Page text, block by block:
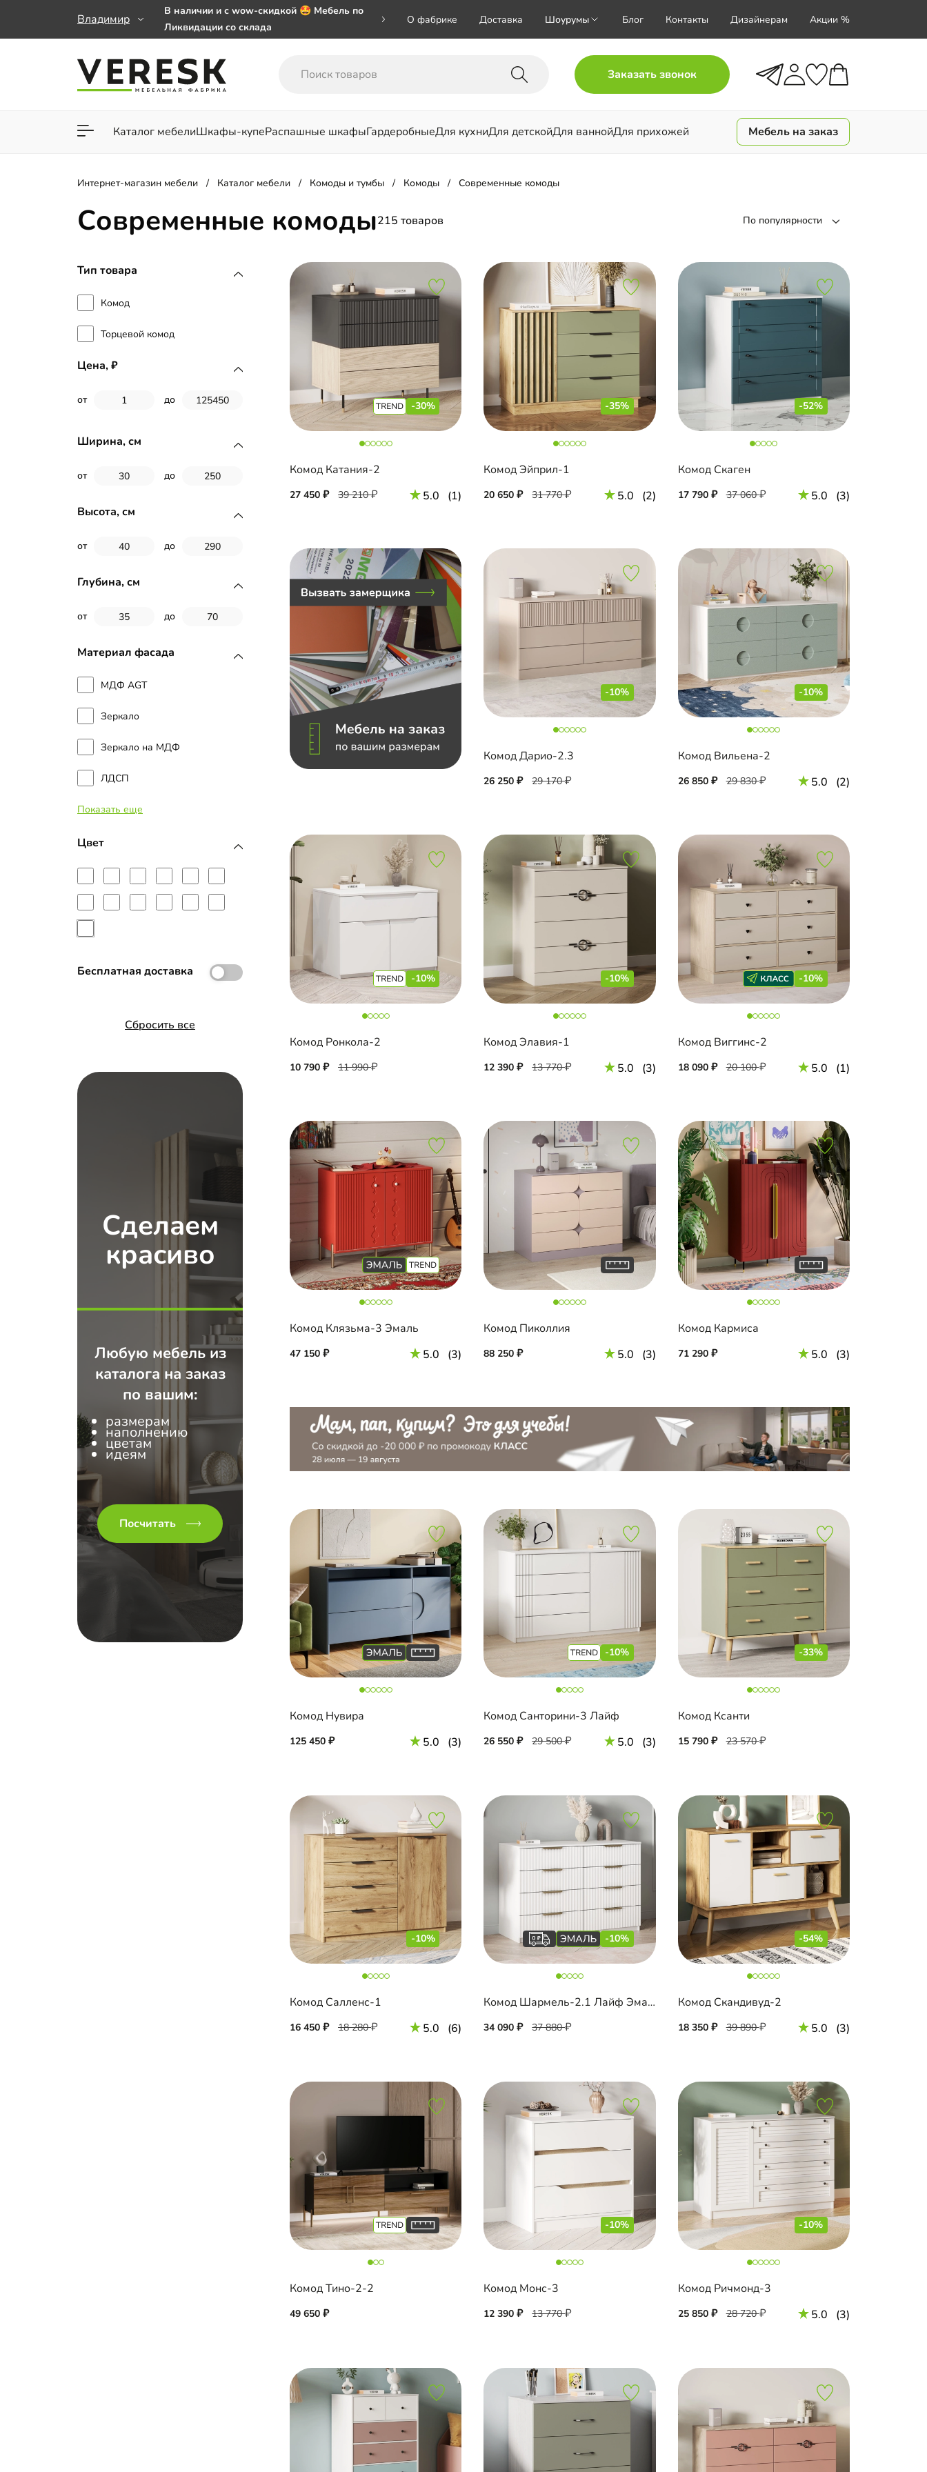
Владимир
В наличии и с wow-скидкой 🤩 Мебель по
Ликвидации со склада
заказе от 50 000 ₽
Важно! Наш Whatsapp переехал на номер
О фабрике Доставка Шоурумы Блог Контакты Дизайнерам Акции %
Заказать звонок
Каталог мебелиШкафы-купеРаспашные шкафыГардеробныеДля кухниДля детскойДля ваннойДля прихожей
Для гостиной Для спальни
Мебель на заказ
Интернет-магазин мебели Каталог мебели Комоды и тумбы Комоды Современные комоды
Современные комоды215 товаров По популярности
Тип товара
Комод
Торцевой комод
Цена,
от до
Ширина, см
от до
Высота, см
от до
Глубина, см
от до
Материал фасада
МДФ AGT
Зеркало
Зеркало на МДФ
ЛДСП
Наборные планки МДФ
МДФ с пленкой ПВХ
МДФ с эмалью
Показать еще
Цвет
Бесплатная доставка
Сбросить все
Сделаем
красиво
Любую мебель из
каталога на заказ
по вашим:
размерам
наполнению
цветам
идеям
Посчитать
-30%
Комод Катания-2
27 450 39 210 5.0 (1)
-35%
Комод Эйприл-1
20 650 31 770 5.0 (2)
-52%
Комод Скаген
17 790 37 060 5.0 (3)
-10%
Комод Дарио-2.3
26 250 29 170
-10%
Комод Вильена-2
26 850 29 830 5.0 (2)
-10%
Комод Ронкола-2
10 790 11 990
-10%
Комод Элавия-1
12 390 13 770 5.0 (3)
-10%
Комод Виггинс-2
18 090 20 100 5.0 (1)
Комод Клязьма-3 Эмаль
47 150 5.0 (3)
Комод Пиколлия
88 250 5.0 (3)
Комод Кармиса
71 290 5.0 (3)
Комод Нувира
125 450 5.0 (3)
-10%
Комод Санторини-3 Лайф
26 550 29 500 5.0 (3)
-33%
Комод Ксанти
15 790 23 570
-10%
Комод Салленс-1
16 450 18 280 5.0 (6)
-10%
Комод Шармель-2.1 Лайф Эмаль
34 090 37 880
-54%
Комод Скандивуд-2
18 350 39 890 5.0 (3)
Комод Тино-2-2
49 650
-10%
Комод Монс-3
12 390 13 770
-10%
Комод Ричмонд-3
25 850 28 720 5.0 (3)